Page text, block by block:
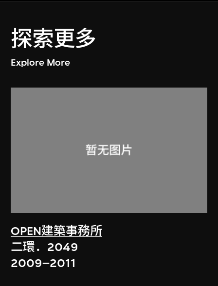
探索更多
Explore More
OPEN建築事務所
二環．2049
2009–2011